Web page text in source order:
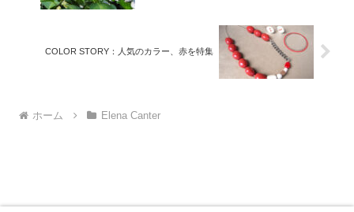
COLOR STORY：人気のカラー、赤を特集
ホーム Elena Canter